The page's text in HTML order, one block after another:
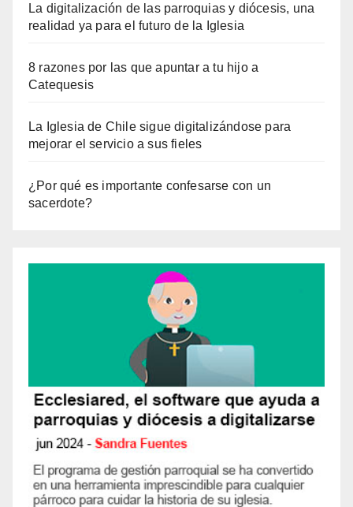
La digitalización de las parroquias y diócesis, una
realidad ya para el futuro de la Iglesia
8 razones por las que apuntar a tu hijo a
Catequesis
La Iglesia de Chile sigue digitalizándose para
mejorar el servicio a sus fieles
¿Por qué es importante confesarse con un
sacerdote?